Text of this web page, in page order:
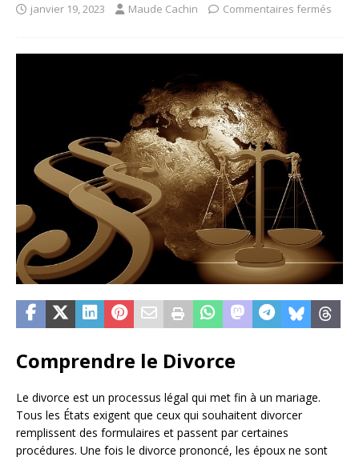
janvier 19, 2023 Maude Cachin Commentaires fermés
Comprendre le Divorce
Le divorce est un processus légal qui met fin à un mariage.
Tous les États exigent que ceux qui souhaitent divorcer
remplissent des formulaires et passent par certaines
procédures. Une fois le divorce prononcé, les époux ne sont